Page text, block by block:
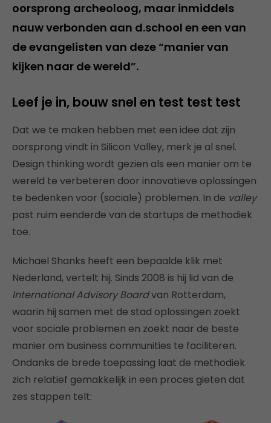
oorsprong archeoloog, maar inmiddels
nauw verbonden aan d.school en een van
de evangelisten van deze “manier van
kijken naar de wereld”.
Leef je in, bouw snel en test test test
Dat we te maken hebben met een idee dat zijn
oorsprong vindt in Silicon Valley, merk je al snel.
Design thinking wordt gezien als een manier om te
wereld te verbeteren door innovatieve oplossingen
te bedenken voor (sociale) problemen. In de valley
past ruim eenderde van de startups de methodiek
toe.
Michael Shanks heeft een bepaalde klik met
Nederland, vertelt hij. Sinds 2008 is hij lid van de
International Advisory Boardvan Rotterdam,
waarin hij samen met de stad oplossingen zoekt
voor sociale problemen en zoekt naar de beste
manier om business communities te faciliteren.
Ondanks de brede toepassing laat de methodiek
zich relatief gemakkelijk in een proces gieten dat
zes stappen telt: